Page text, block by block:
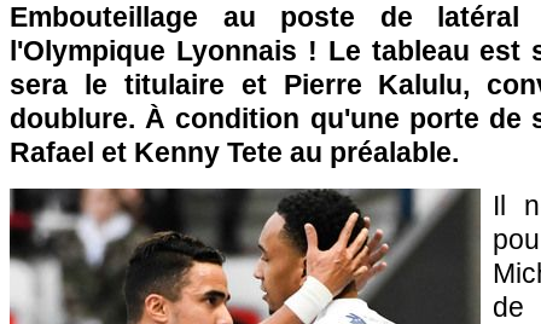
Embouteillage au poste de
l'Olympique Lyonnais ! Le tableau est
sera le titulaire et Pierre Kalulu,
doublure. À condition qu'une porte de
Rafael et Kenny Tete au préalable.
Il
de